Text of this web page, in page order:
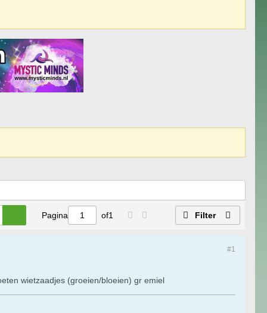
Pagina of1 Filter
#1
wietzaadjes (groeien/bloeien) gr emiel